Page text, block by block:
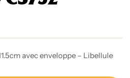
avec enveloppe – Libellule